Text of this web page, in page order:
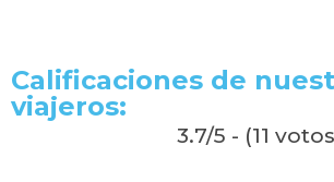
Calificaciones de
viajeros:
3.7/5 - (11